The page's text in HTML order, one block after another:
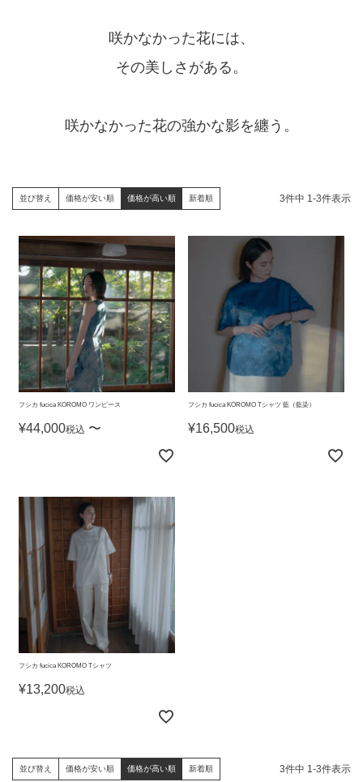
咲かなかった花には、
その美しさがある。
咲かなかった花の強かな影を纏う。
並び替え 価格が安い順 価格が高い順 新着順 3件中 1 -3件表示
フシカ fucica KOROMO ワンピース
¥44,000税込 〜
フシカ fucica KOROMO Tシャツ 藍（藍染）
¥16,500税込
フシカ fucica KOROMO Tシャツ
¥13,200税込
並び替え 価格が安い順 価格が高い順 新着順 3件中 1 -3件表示